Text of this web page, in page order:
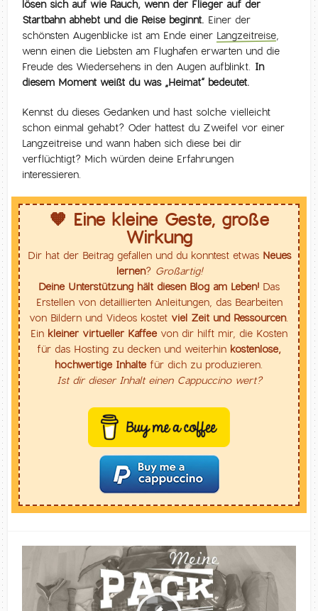
lösen sich auf wie Rauch, wenn der Flieger auf der
Startbahn abhebt und die Reise beginnt. Einer der
schönsten Augenblicke ist am Ende einer Langzeitreise,
wenn einen die Liebsten am Flughafen erwarten und die
Freude des Wiedersehens in den Augen aufblinkt. In
diesem Moment weißt du was „Heimat“ bedeutet.
Kennst du dieses Gedanken und hast solche vielleicht
schon einmal gehabt? Oder hattest du Zweifel vor einer
Langzeitreise und wann haben sich diese bei dir
verflüchtigt? Mich würden deine Erfahrungen
interessieren.
🧡 Eine kleine Geste, große
Wirkung
Dir hat der Beitrag gefallen und du konntest etwas Neues
lernen? Großartig!
Deine Unterstützung hält diesen Blog am Leben! Das
Erstellen von detaillierten Anleitungen, das Bearbeiten
von Bildern und Videos kostet viel Zeit und Ressourcen.
Ein kleiner virtueller Kaffeevon dir hilft mir, die Kosten
für das Hosting zu decken und weiterhin kostenlose,
hochwertige Inhaltefür dich zu produzieren.
Ist dir dieser Inhalt einen Cappuccino wert?